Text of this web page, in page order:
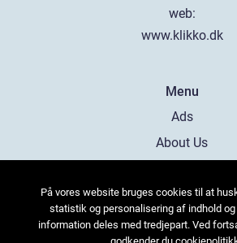
web:
www.klikko.dk
Menu
Ads
About Us
Contact
Sitemap
På vores website bruges cookies til at
statistik og personalisering af indhold og
information deles med tredjepart. Ved